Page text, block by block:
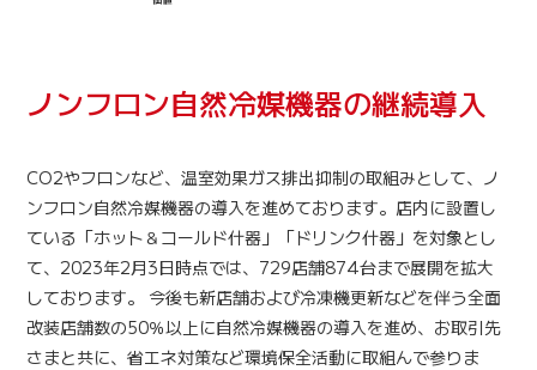
ノンフロン自然冷媒機器の継続導入
CO2やフロンなど、温室効果ガス排出抑制の取組みとして、ノ
ンフロン自然冷媒機器の導入を進めております。店内に設置し
ている「ホット＆コールド什器」「ドリンク什器」を対象とし
て、2023年2月3日時点では、729店舗874台まで展開を拡大
しております。 今後も新店舗および冷凍機更新などを伴う全面
改装店舗数の50％以上に自然冷媒機器の導入を進め、お取引先
さまと共に、省エネ対策など環境保全活動に取組んで参りま